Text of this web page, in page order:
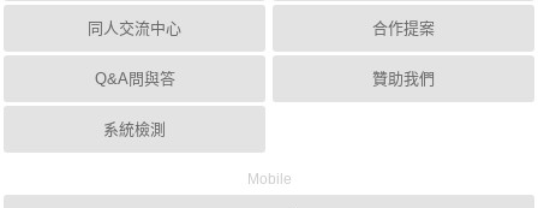
同人交流中心
Q&A問與答
系統檢測
合作提案
贊助我們
Mobile